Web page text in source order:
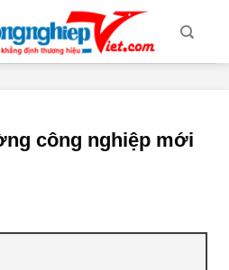
công nghiệp mới